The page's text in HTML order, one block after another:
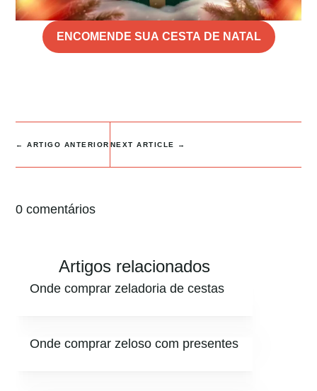
ENCOMENDE SUA CESTA DE NATAL
←ARTIGO ANTERIOR NEXT ARTICLE →
0 comentários
Artigos relacionados
Onde comprar zeladoria de cestas
Onde comprar zeloso com presentes